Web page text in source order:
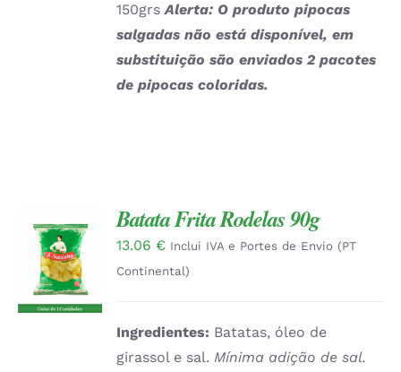
150grsAlerta: O produto pipocas
salgadas não está disponível, em
substituição são enviados 2 pacotes
de pipocas coloridas.
ADICIONAR
/
DETALHES
Batata Frita Rodelas 90g
13.06 € Inclui IVA e Portes de Envio (PT
Continental)
Ingredientes: Batatas, óleo de
girassol e sal. Mínima adição de sal.